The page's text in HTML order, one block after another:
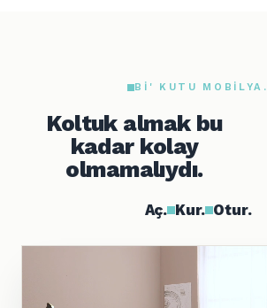
BI' KUTU MOBILYA.
Koltuk almak bu
kadar kolay
olmamalıydı.
Aç. Kur. Otur.